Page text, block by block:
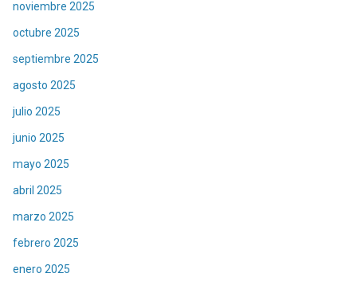
noviembre 2025
octubre 2025
septiembre 2025
agosto 2025
julio 2025
junio 2025
mayo 2025
abril 2025
marzo 2025
febrero 2025
enero 2025